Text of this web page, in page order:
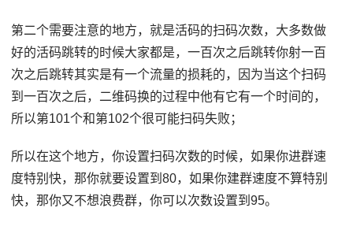
第二个需要注意的地方，就是活码的扫码次数，大多数做
好的活码跳转的时候大家都是，一百次之后跳转你射一百
次之后跳转其实是有一个流量的损耗的，因为当这个扫码
到一百次之后，二维码换的过程中他有它有一个时间的，
所以第101个和第102个很可能扫码失败；
所以在这个地方，你设置扫码次数的时候，如果你进群速
度特别快，那你就要设置到80，如果你建群速度不算特别
快，那你又不想浪费群，你可以次数设置到95。